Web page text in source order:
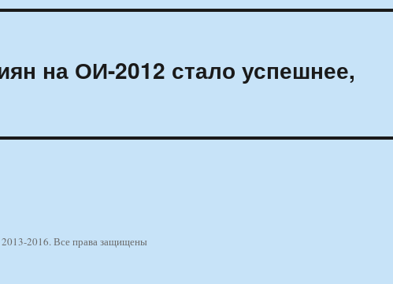
на ОИ-2012 стало успешнее,
2016. Все права защищены